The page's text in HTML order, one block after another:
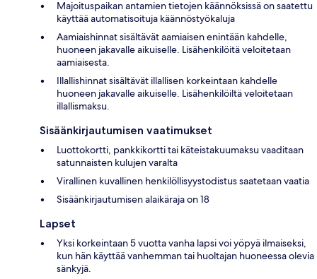
Majoituspaikan antamien tietojen käännöksissä on saatettu
käyttää automatisoituja käännöstyökaluja
Aamiaishinnat sisältävät aamiaisen enintään kahdelle,
huoneen jakavalle aikuiselle. Lisähenkilöitä veloitetaan
aamiaisesta.
Illallishinnat sisältävät illallisen korkeintaan kahdelle
huoneen jakavalle aikuiselle. Lisähenkilöiltä veloitetaan
illallismaksu.
Sisäänkirjautumisen vaatimukset
Luottokortti, pankkikortti tai käteistakuumaksu vaaditaan
satunnaisten kulujen varalta
Virallinen kuvallinen henkilöllisyystodistus saatetaan vaatia
Sisäänkirjautumisen alaikäraja on 18
Lapset
Yksi korkeintaan 5 vuotta vanha lapsi voi yöpyä ilmaiseksi,
kun hän käyttää vanhemman tai huoltajan huoneessa olevia
sänkyjä.